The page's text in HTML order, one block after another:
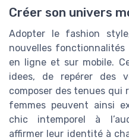
Créer son univers
Adopter le fashion
nouvelles fonctionnalités
en ligne et sur mobile.
idees, de repérer des
composer des tenues qui
femmes peuvent ainsi
chic intemporel à
affirmer leur identité à